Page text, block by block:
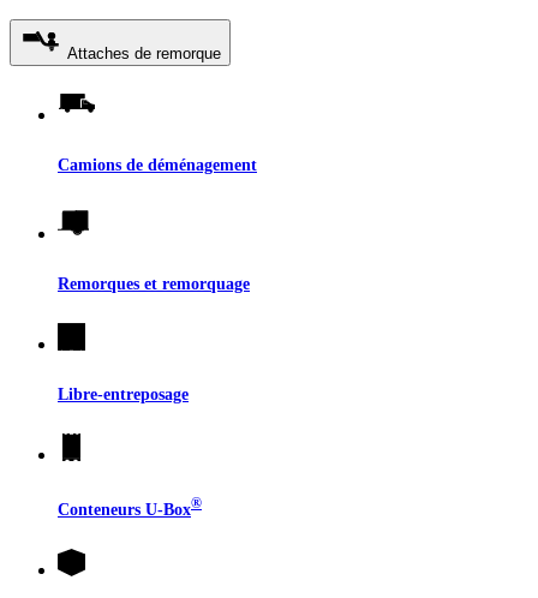
Attaches de remorque
Camions de déménagement
Remorques et remorquage
Libre-entreposage
Conteneurs U-Box®